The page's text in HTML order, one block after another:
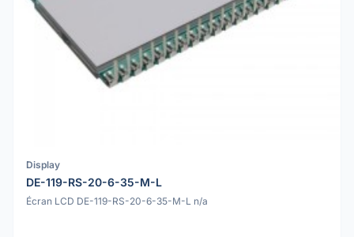
Display
DE-119-RS-20-6-35-M-L
Écran LCD DE-119-RS-20-6-35-M-L n/a